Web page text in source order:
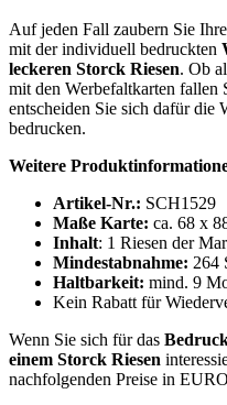
Auf jeden Fall zaubern Sie
mit der individuell bedruckten
leckeren Storck Riesen. Ob
mit den Werbefaltkarten fallen
entscheiden Sie sich dafür die
bedrucken.
Weitere
Artikel-Nr.: SCH1529
Maße Karte: ca. 68 x
Inhalt: 1 Riesen der
Mindestabnahme: 264
Haltbarkeit: mind. 9
Kein Rabatt für
Wenn Sie sich für das
einem Storck Riesen
nachfolgenden Preise in